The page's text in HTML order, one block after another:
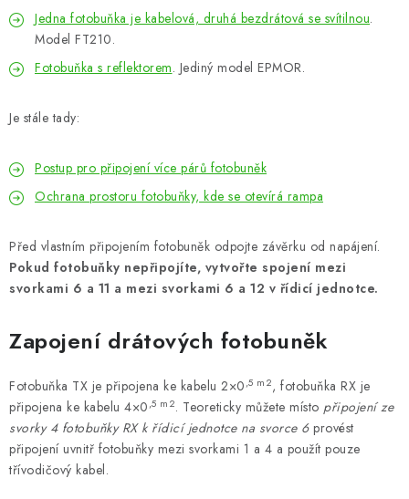
KOMPONENTY PRO PLOTY
TESAŘSKÉ KOVÁNÍ
NEREZ, INOX
ARCHIV
OTOČNÉ ŽALUZIE
Jedna fotobuňka je kabelová, druhá bezdrátová se svítilnou.
Model FT210.
Fotobuňka s reflektorem. Jediný model EPMOR.
Je stále tady:
Postup pro připojení více párů fotobuněk
Ochrana prostoru fotobuňky, kde se otevírá rampa
Před vlastním připojením fotobuněk odpojte závěrku od napájení.
Pokud fotobuňky nepřipojíte, vytvořte spojení mezi
svorkami 6 a 11 a mezi svorkami 6 a 12 v řídicí jednotce.
Zapojení drátových fotobuněk
Fotobuňka TX je připojena ke kabelu 2×0 ,5 m2, fotobuňka RX je
připojena ke kabelu 4×0 ,5 m2. Teoreticky můžete místo připojení ze
svorky 4 fotobuňky RX k řídicí jednotce na svorce 6provést
připojení uvnitř fotobuňky mezi svorkami 1 a 4 a použít pouze
třívodičový kabel.